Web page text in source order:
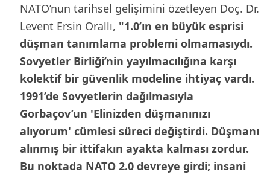
NATO’nun tarihsel gelişimini özetleyen Doç. Dr.
Levent Ersin Orallı, "1.0’ın en büyük esprisi
düşman tanımlama problemi olmamasıydı.
Sovyetler Birliği’nin yayılmacılığına karşı
kolektif bir güvenlik modeline ihtiyaç vardı.
1991’de Sovyetlerin dağılmasıyla
Gorbaçov’un 'Elinizden düşmanınızı
alıyorum' cümlesi süreci değiştirdi. Düşmanı
alınmış bir ittifakın ayakta kalması zordur.
Bu noktada NATO 2.0 devreye girdi; insani